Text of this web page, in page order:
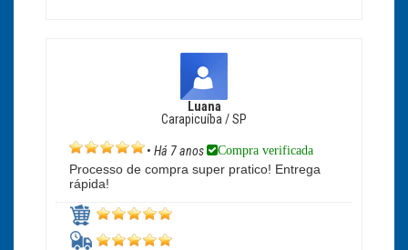
Luana
Carapicuíba / SP
• Há 7 anos Compra verificada
Processo de compra super pratico! Entrega
rápida!